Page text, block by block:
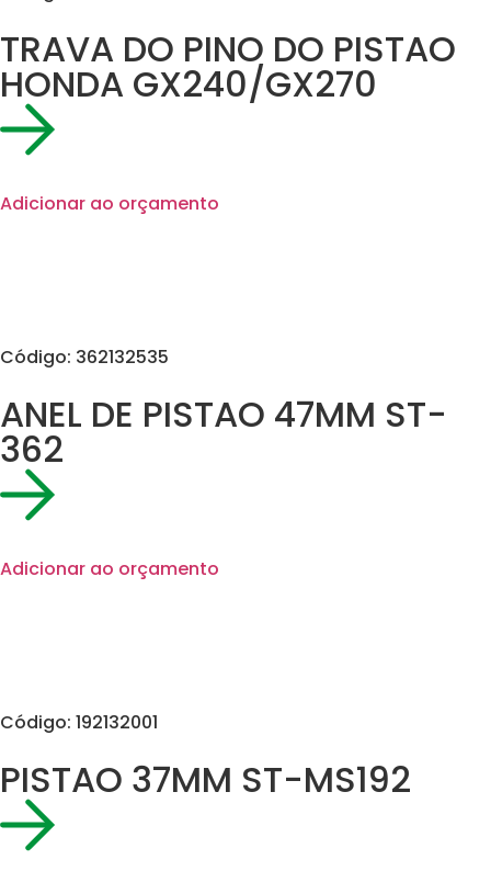
TRAVA DO PINO DO PISTAO
HONDA GX240/GX270
Adicionar ao orçamento
Código: 362132535
ANEL DE PISTAO 47MM ST-
362
Adicionar ao orçamento
Código: 192132001
PISTAO 37MM ST-MS192